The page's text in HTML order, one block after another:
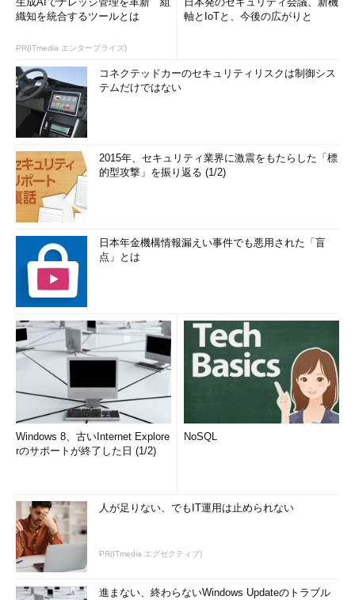
織知を統合するツールとは
PR(ITmedia エンタープライズ)
軸とIoTと、今後の広がりと
コネクテッドカーのセキュリティリスクは制御シス
テムだけではない
2015年、セキュリティ業界に激震をもたらした「標
的型攻撃」を振り返る (1/2)
日本年金機構情報漏えい事件でも悪用された「盲
点」とは
Windows 8、古いInternet Explore
rのサポートが終了した日 (1/2)
NoSQL
人が足りない、でもIT運用は止められない
PR(ITmedia エグゼクティブ)
進まない、終わらないWindows Updateのトラブル